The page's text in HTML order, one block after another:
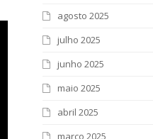
agosto 2025
julho 2025
junho 2025
maio 2025
abril 2025
março 2025